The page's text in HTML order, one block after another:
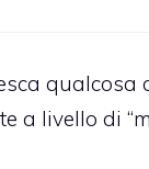
qualcosa
a livello di